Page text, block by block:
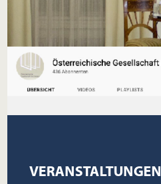
VERANSTALTUNGEN